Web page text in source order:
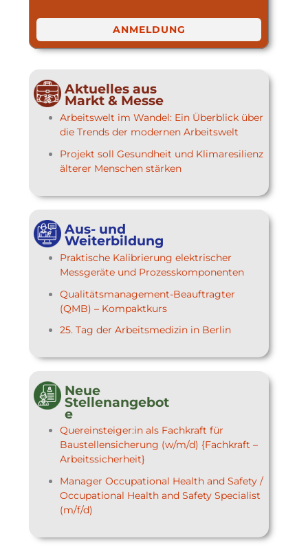
ANMELDUNG
Aktuelles aus
Markt & Messe
Arbeitswelt im Wandel: Ein Überblick über
die Trends der modernen Arbeitswelt
Projekt soll Gesundheit und Klimaresilienz
älterer Menschen stärken
Aus- und
Weiterbildung
Praktische Kalibrierung elektrischer
Messgeräte und Prozesskomponenten
Qualitätsmanagement-Beauftragter
(QMB) – Kompaktkurs
25. Tag der Arbeitsmedizin in Berlin
Neue
Stellenangebot
e
Quereinsteiger:in als Fachkraft für
Baustellensicherung (w/m/d) {Fachkraft –
Arbeitssicherheit}
Manager Occupational Health and Safety /
Occupational Health and Safety Specialist
(m/f/d)